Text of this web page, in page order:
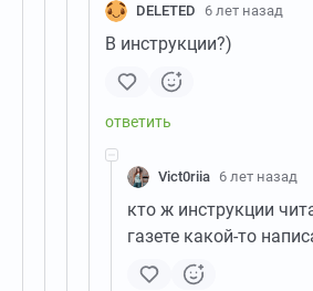
DELETED 6 лет назад
В инструкции?)
Vict0riia 6 лет назад
кто ж инструкции
газете какой-то